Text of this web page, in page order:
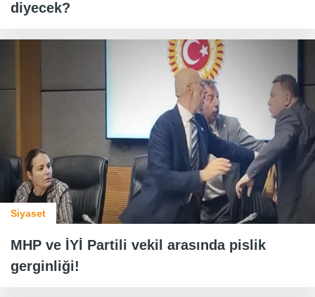
diyecek?
Siyaset
MHP ve İYİ Partili vekil arasında pislik
gerginliği!